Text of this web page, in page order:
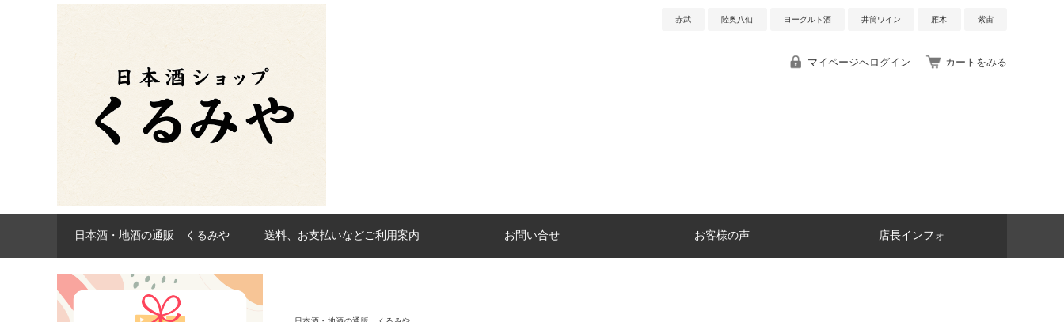
赤武 陸奥八仙 ヨーグルト酒 井筒ワイン 雁木 紫宙
マイページへログイン カートをみる
日本酒・地酒の通販 くるみや 送料、お支払いなどご利用案内 お問い合せ お客様の声 店長インフォ